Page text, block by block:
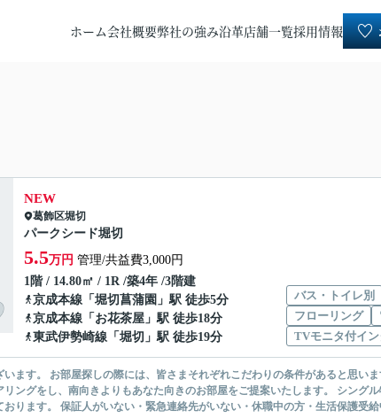
ホーム会社概要弊社の強み沿革店舗一覧採用情報
NEW
葛飾区堀切
パークシード堀切
5.5万円 管理/共益費3,000円
1階 / 14.80㎡ / 1R /築4年 /3階建
京成本線 「 堀切菖蒲園 」駅 徒歩5分
京成本線 「 お花茶屋 」駅 徒歩18分
東武伊勢崎線 「 堀切 」駅 徒歩19分
バス・トイレ別
フローリング
TVモニタ付イ
社では【あなたに１番のお部
きよりもあなた向きのお部屋をご提案いたします。 シングル物件からファミリー物件まで、他には
無い賃貸物件を豊富にご紹介しております。 保証人がいない・緊急連絡先がいない・休職中の方・生活保